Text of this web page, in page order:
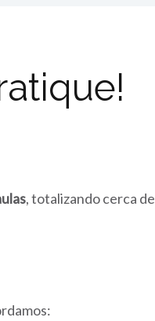
, totalizando cerca de